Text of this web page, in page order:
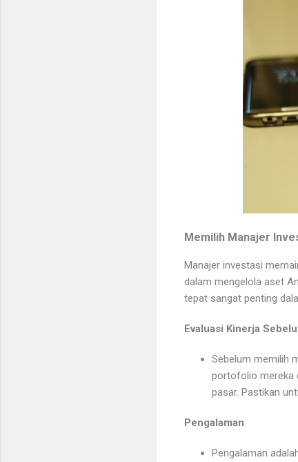
Memilih Manajer
Manajer investasi
dalam mengelola aset
tepat sangat penting
Evaluasi Kinerja
Sebelum memilih
portofolio mereka
pasar. Pastikan
Pengalaman
Pengalaman